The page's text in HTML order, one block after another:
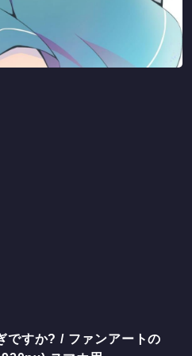
ですか? / ファンアートの